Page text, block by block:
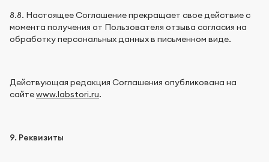
8.8. Настоящее Соглашение прекращает свое действие с
момента получения от Пользователя отзыва согласия на
обработку персональных данных в письменном виде.
Действующая редакция Соглашения опубликована на
сайтеwww.labstori.ru.
9. Реквизиты